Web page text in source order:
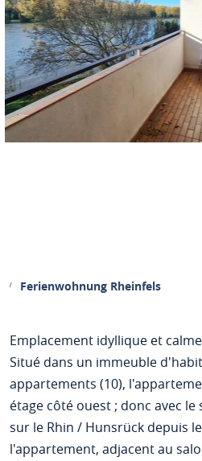
Ferienwohnung Rheinfels
Emplacement idyllique et
Situé dans un immeuble
appartements (10),
étage côté ouest ; donc avec
sur le Rhin / Hunsrück depuis
l'appartement, adjacent au